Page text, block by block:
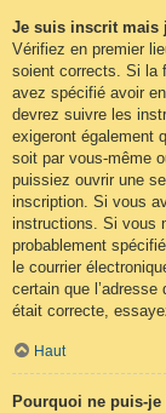
Je suis inscrit mais
Vérifiez en premier
soient corrects. Si la
avez spécifié avoir
devrez suivre les
exigeront également
soit par vous-même
puissiez ouvrir une
inscription. Si vous
instructions. Si vous
probablement
le courrier
certain que
était correcte,
Haut
Pourquoi ne puis-